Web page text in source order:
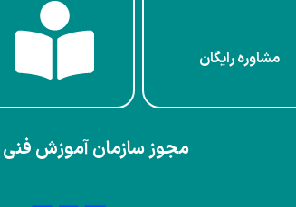
مشاوره رایگان
مجوز سازمان آموزش فنی